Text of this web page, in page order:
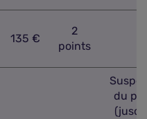
135 €
2
points
du